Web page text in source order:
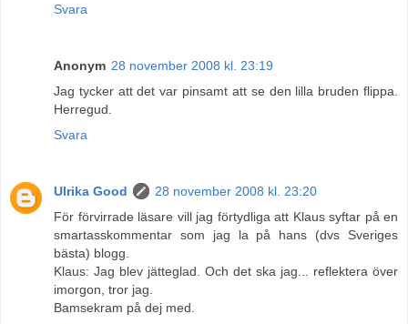
Svara
Anonym 28 november 2008 kl. 23:19
Jag tycker att det var pinsamt att se den lilla bruden flippa.
Herregud.
Svara
Ulrika Good
28 november 2008 kl. 23:20
För förvirrade läsare vill jag förtydliga att Klaus syftar på en
smartasskommentar som jag la på hans (dvs Sveriges
bästa) blogg.
Klaus: Jag blev jätteglad. Och det ska jag... reflektera över
imorgon, tror jag.
Bamsekram på dej med.